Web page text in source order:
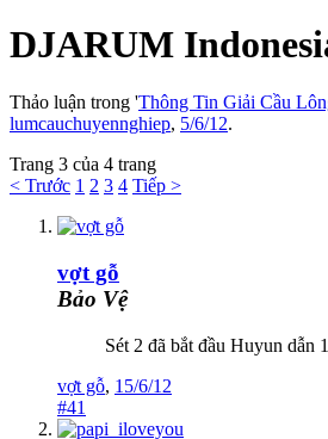
DJARUM
Thảo luận trong 'Thông Tin Giải Cầu
lumcauchuyennghiep, 5/6/12.
Trang 3 của 4 trang
< Trước 1 2 3 4 Tiếp >
vợt gỗ
Bảo Vệ
Sét 2 đã bắt đầu Huyun dẫn
vợt gỗ, 15/6/12
#41